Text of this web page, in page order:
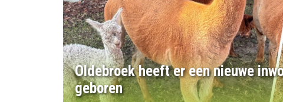
Oldebroek heeft er een nieuwe
geboren